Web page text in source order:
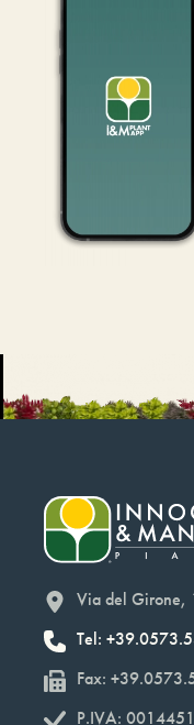
Via del Girone,
Tel:
Fax:
P.IVA: